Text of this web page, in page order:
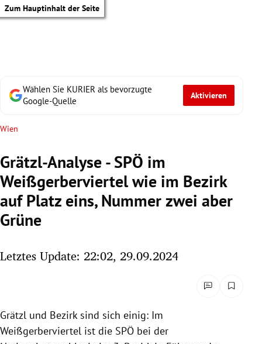
Zum Hauptinhalt der Seite
Untermenü
Wählen Sie KURIER als bevorzugte
Google-Quelle
Aktivieren
Wien
Grätzl-Analyse - SPÖ im
Weißgerberviertel wie im Bezirk
auf Platz eins, Nummer zwei aber
Grüne
Letztes Update: 22:02, 29.09.2024
Grätzl und Bezirk sind sich einig: Im
Weißgerberviertel ist die SPÖ bei der